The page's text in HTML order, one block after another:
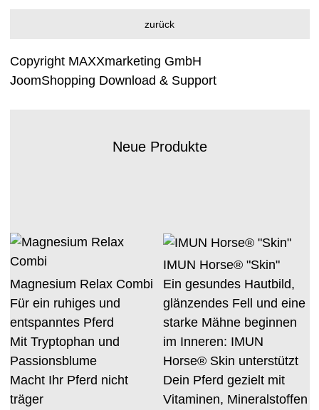
Copyright MAXXmarketing GmbH
JoomShopping Download & Support
Neue Produkte
Magnesium Relax Combi
Für ein ruhiges und
entspanntes Pferd
Mit Tryptophan und
Passionsblume
Macht Ihr Pferd nicht
träger
IMUN Horse® "Skin"
Ein gesundes Hautbild,
glänzendes Fell und eine
starke Mähne beginnen
im Inneren: IMUN
Horse® Skin unterstützt
Dein Pferd gezielt mit
Vitaminen, Mineralstoffen